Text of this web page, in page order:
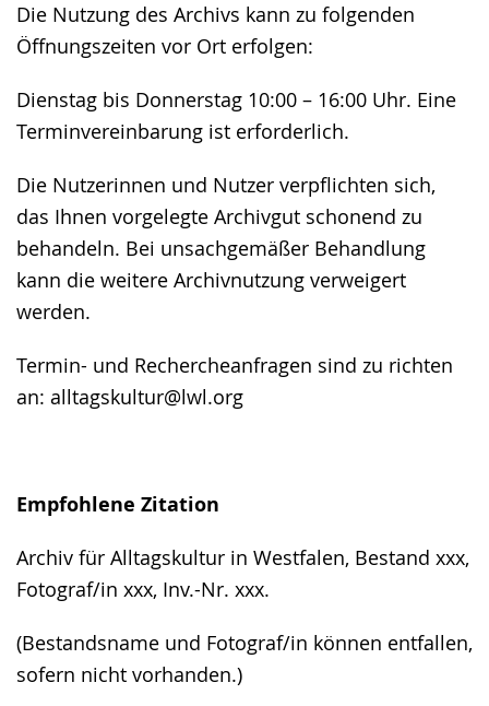
Die Nutzung des Archivs kann zu folgenden
Öffnungszeiten vor Ort erfolgen:
Dienstag bis Donnerstag 10:00 – 16:00 Uhr. Eine
Terminvereinbarung ist erforderlich.
Die Nutzerinnen und Nutzer verpflichten sich,
das Ihnen vorgelegte Archivgut schonend zu
behandeln. Bei unsachgemäßer Behandlung
kann die weitere Archivnutzung verweigert
werden.
Termin- und Rechercheanfragen sind zu richten
an: alltagskultur@lwl.org
Empfohlene Zitation
Archiv für Alltagskultur in Westfalen, Bestand xxx,
Fotograf/in xxx, Inv.-Nr. xxx.
(Bestandsname und Fotograf/in können entfallen,
sofern nicht vorhanden.)